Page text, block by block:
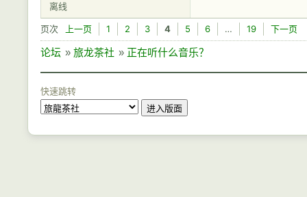
离线
页次 上一页 1 2 3 4 5 6 … 19 下一页
论坛 » 旅龙茶社 » 正在听什么音乐？
快速跳转